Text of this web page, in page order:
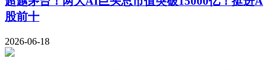
股前十
2026-06-18